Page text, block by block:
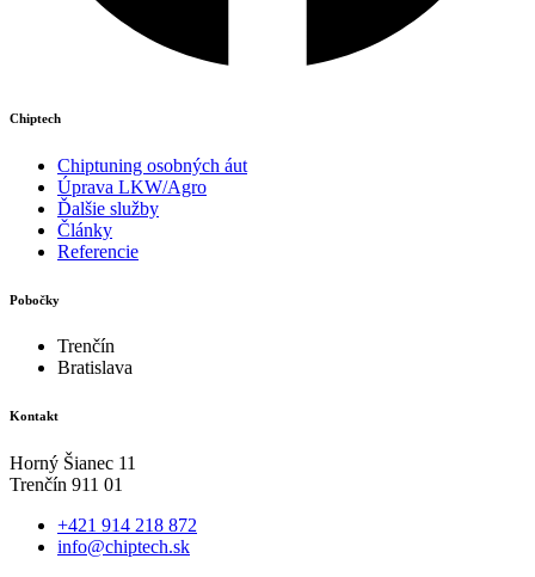
Chiptech
Chiptuning osobných áut
Úprava LKW/Agro
Ďalšie služby
Články
Referencie
Pobočky
Trenčín
Bratislava
Kontakt
Horný Šianec 11
Trenčín 911 01
+421 914 218 872
info@chiptech.sk